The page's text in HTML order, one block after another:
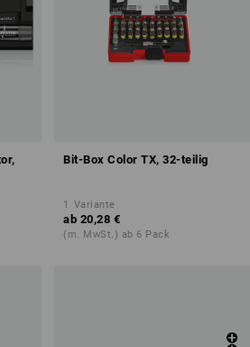
Bit-Box Color TX, 32-teilig
1 Variante
ab 20,28 €
(m. MwSt.) ab 6 Pack